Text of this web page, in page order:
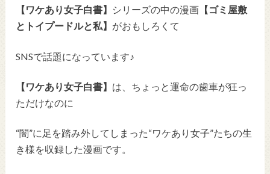
【ワケあり女子白書】 シリーズの中の漫画 【ゴミ屋敷
とトイプードルと私】 がおもしろくて
SNSで話題になっています♪
【ワケあり女子白書】 は、 ちょっと運命の歯車が狂っ
ただけなのに
“闇”に足を踏み外してしまった“ワケあり女子”たちの生
き様を収録した漫画です。